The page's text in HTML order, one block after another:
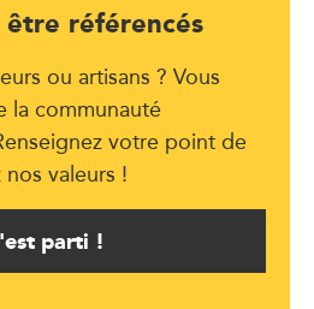
être référencés
ou artisans ? Vous
la communauté
votre point de
valeurs !
parti !